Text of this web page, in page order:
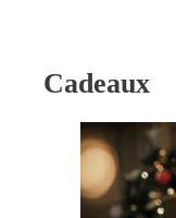
Cadeaux